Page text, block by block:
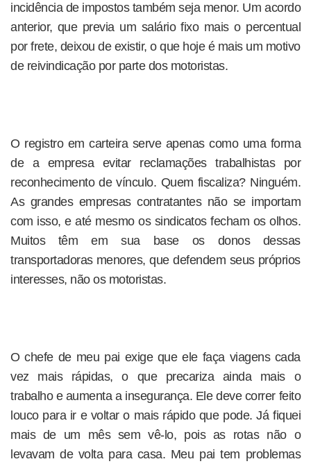
incidência de impostos também seja menor. Um acordo
anterior, que previa um salário fixo mais o percentual
por frete, deixou de existir, o que hoje é mais um motivo
de reivindicação por parte dos motoristas.
O registro em carteira serve apenas como uma forma
de a empresa evitar reclamações trabalhistas por
reconhecimento de vínculo. Quem fiscaliza? Ninguém.
As grandes empresas contratantes não se importam
com isso, e até mesmo os sindicatos fecham os olhos.
Muitos têm em sua base os donos dessas
transportadoras menores, que defendem seus próprios
interesses, não os motoristas.
O chefe de meu pai exige que ele faça viagens cada
vez mais rápidas, o que precariza ainda mais o
trabalho e aumenta a insegurança. Ele deve correr feito
louco para ir e voltar o mais rápido que pode. Já fiquei
mais de um mês sem vê-lo, pois as rotas não o
levavam de volta para casa. Meu pai tem problemas